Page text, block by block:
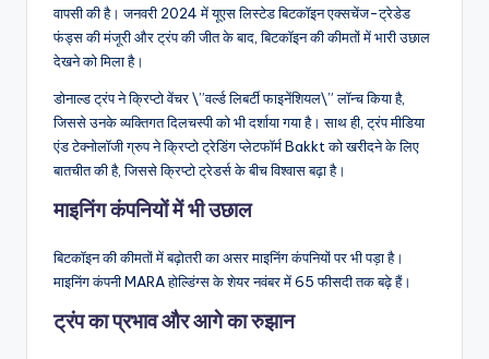
वापसी की है। जनवरी 2024 में यूएस लिस्टेड बिटकॉइन एक्सचेंज-ट्रेडेड
फंड्स की मंजूरी और ट्रंप की जीत के बाद, बिटकॉइन की कीमतों में भारी उछाल
देखने को मिला है।
डोनाल्ड ट्रंप ने क्रिप्टो वेंचर \”वर्ल्ड लिबर्टी फाइनेंशियल\” लॉन्च किया है,
जिससे उनके व्यक्तिगत दिलचस्पी को भी दर्शाया गया है। साथ ही, ट्रंप मीडिया
एंड टेक्नोलॉजी ग्रुप ने क्रिप्टो ट्रेडिंग प्लेटफॉर्म Bakkt को खरीदने के लिए
बातचीत की है, जिससे क्रिप्टो ट्रेडर्स के बीच विश्वास बढ़ा है।
माइनिंग कंपनियों में भी उछाल
बिटकॉइन की कीमतों में बढ़ोतरी का असर माइनिंग कंपनियों पर भी पड़ा है।
माइनिंग कंपनी MARA होल्डिंग्स के शेयर नवंबर में 65 फीसदी तक बढ़े हैं।
ट्रंप का प्रभाव और आगे का रुझान